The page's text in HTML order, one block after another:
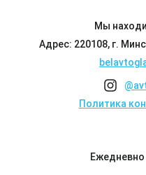
Мы
Адрес: 220108, г.
Политика
Ежедневно